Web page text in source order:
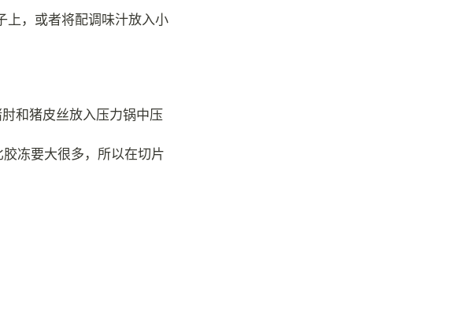
上，或者将配调味汁放入小
和猪皮丝放入压力锅中压
冻要大很多，所以在切片